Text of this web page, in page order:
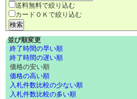
送料無料で絞り込む
カードＯＫで絞り込む
並び順変更
終了時間の早い順
終了時間の遅い順
価格の安い順
価格の高い順
入札件数比較の少ない順
入札件数比較の多い順